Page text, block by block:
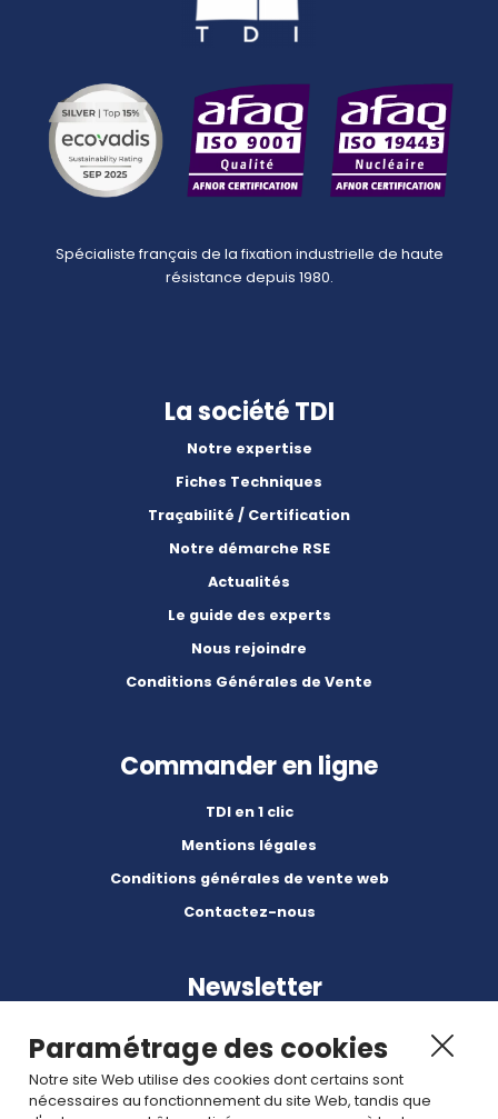
Spécialiste français de la fixation industrielle de haute
résistance depuis 1980.
La société TDI
Notre expertise
Fiches Techniques
Traçabilité / Certification
Notre démarche RSE
Actualités
Le guide des experts
Nous rejoindre
Conditions Générales de Vente
Commander en ligne
TDI en 1 clic
Mentions légales
Conditions générales de vente web
Contactez-nous
Newsletter
Paramétrage des cookies
Notre site Web utilise des cookies dont certains sont
nécessaires au fonctionnement du site Web, tandis que